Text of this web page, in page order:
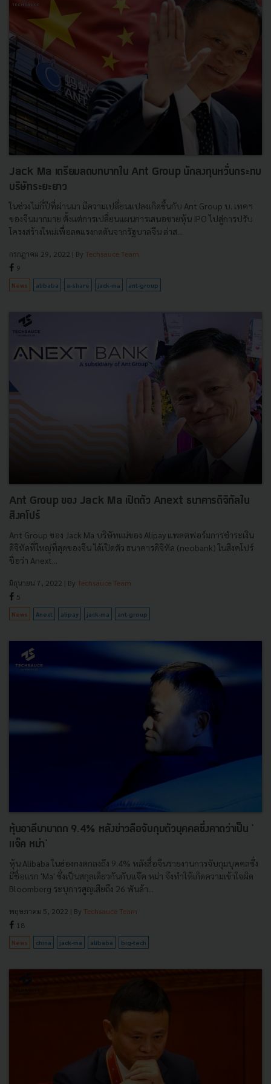
Jack Ma เตรียมลดบทบาทใน Ant Group นักลงทุนหวั่นกระทบ
บริษัทระยะยาว
ในช่วงไม่กี่ปีที่ผ่านมา มีความเปลี่ยนแปลงเกิดขึ้นกับ Ant Group บ. เทคฯ
ของจีนมากมาย ตั้งแต่การเปลี่ยนแผนการเสนอขายหุ้น IPO ไปสู่การปรับ
โครงสร้างใหม่เพื่อลดแรงกดดันจากรัฐบาลจีน ล่าส...
กรกฎาคม 29, 2022 | By Techsauce Team
9
News alibaba a-share jack-ma ant-group
Ant Group ของ Jack Ma เปิดตัว Anext ธนาคารดิจิทัลใน
สิงคโปร์
Ant Group ของ Jack Ma บริษัทแม่ของ Alipay แพลตฟอร์มการชำระเงิน
ดิจิทัลที่ใหญ่ที่สุดของจีน ได้เปิดตัว ธนาคารดิจิทัล (neobank) ในสิงคโปร์
ชื่อว่า Anext...
มิถุนายน 7, 2022 | By Techsauce Team
5
News Anext alipay jack-ma ant-group
หุ้นอาลีบาบาตก 9.4% หลังข่าวลือจับกุมตัวบุคคลซึ่งคาดว่าเป็น '
แจ๊ค หม่า'
หุ้น Alibaba ในฮ่องกงตกลงถึง 9.4% หลังสื่อจีนรายงานการจับกุมบุคคลซึ่ง
มีชื่อแรก 'Ma' ซึ่งเป็นสกุลเดียวกันกับแจ๊ค หม่า จึงทำให้เกิดความเข้าใจผิด
Bloomberg ระบุการสูญเสียถึง 26 พันล้า...
พฤษภาคม 5, 2022 | By Techsauce Team
18
News china jack-ma alibaba big-tech